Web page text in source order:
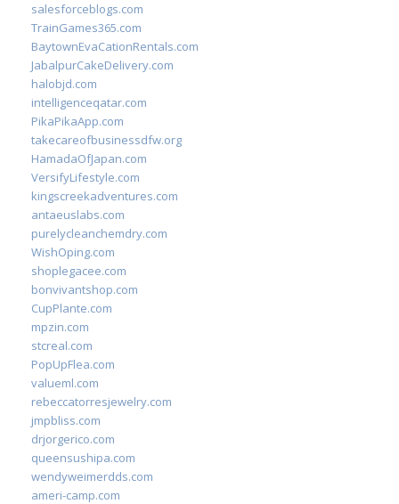
salesforceblogs.com
TrainGames365.com
BaytownEvaCationRentals.com
JabalpurCakeDelivery.com
halobjd.com
intelligenceqatar.com
PikaPikaApp.com
takecareofbusinessdfw.org
HamadaOfJapan.com
VersifyLifestyle.com
kingscreekadventures.com
antaeuslabs.com
purelycleanchemdry.com
WishOping.com
shoplegacee.com
bonvivantshop.com
CupPlante.com
mpzin.com
stcreal.com
PopUpFlea.com
valueml.com
rebeccatorresjewelry.com
jmpbliss.com
drjorgerico.com
queensushipa.com
wendyweimerdds.com
ameri-camp.com